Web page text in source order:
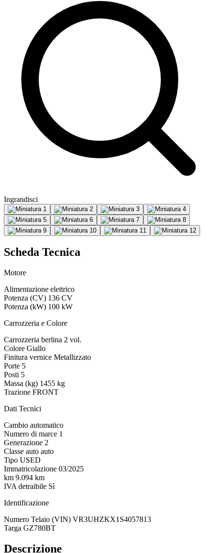
Ingrandisci
Scheda Tecnica
Motore
Alimentazione elettrico
Potenza (CV) 136 CV
Potenza (kW) 100 kW
Carrozzeria e Colore
Carrozzeria berlina 2 vol.
Colore Giallo
Finitura vernice Metallizzato
Porte 5
Posti 5
Massa (kg) 1455 kg
Trazione FRONT
Dati Tecnici
Cambio automatico
Numero di marce 1
Generazione 2
Classe auto auto
Tipo USED
Immatricolazione 03/2025
km 9.094 km
IVA detraibile Sì
Identificazione
Numero Telaio (VIN) VR3UHZKX1S4057813
Targa GZ780BT
Descrizione